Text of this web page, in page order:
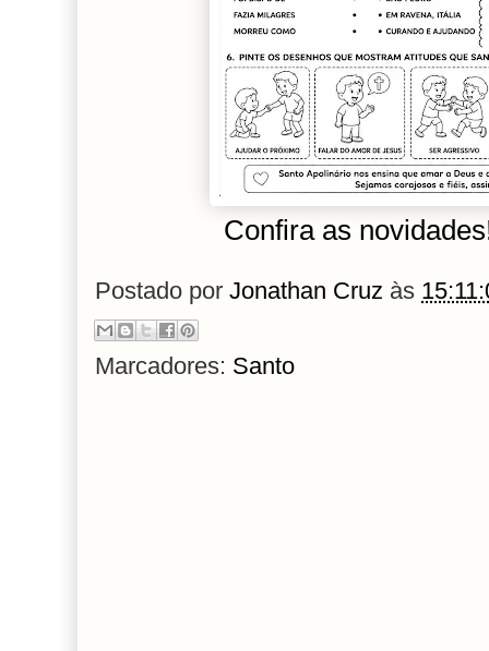
Confira as
Postado por Jonathan Cruz às
Marcadores: Santo